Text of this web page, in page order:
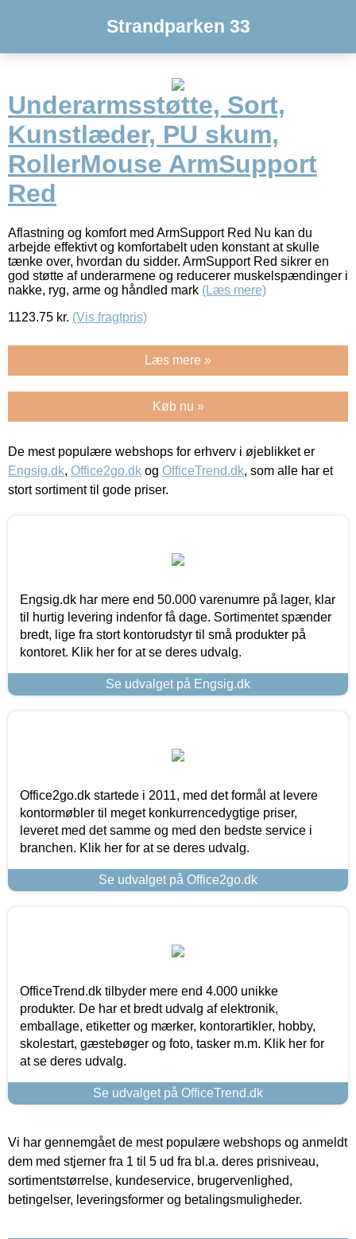
Strandparken 33
Underarmsstøtte, Sort,
Kunstlæder, PU skum,
RollerMouse ArmSupport
Red
Aflastning og komfort med ArmSupport Red Nu kan du
arbejde effektivt og komfortabelt uden konstant at skulle
tænke over, hvordan du sidder. ArmSupport Red sikrer en
god støtte af underarmene og reducerer muskelspændinger i
nakke, ryg, arme og håndled mark (Læs mere)
1123.75 kr. (Vis fragtpris)
Læs mere »
Køb nu »
De mest populære webshops for erhverv i øjeblikket er
Engsig.dk, Office2go.dk og OfficeTrend.dk, som alle har et
stort sortiment til gode priser.
Engsig.dk har mere end 50.000 varenumre på lager, klar
til hurtig levering indenfor få dage. Sortimentet spænder
bredt, lige fra stort kontorudstyr til små produkter på
kontoret. Klik her for at se deres udvalg.
Se udvalget på Engsig.dk
Office2go.dk startede i 2011, med det formål at levere
kontormøbler til meget konkurrencedygtige priser,
leveret med det samme og med den bedste service i
branchen. Klik her for at se deres udvalg.
Se udvalget på Office2go.dk
OfficeTrend.dk tilbyder mere end 4.000 unikke
produkter. De har et bredt udvalg af elektronik,
emballage, etiketter og mærker, kontorartikler, hobby,
skolestart, gæstebøger og foto, tasker m.m. Klik her for
at se deres udvalg.
Se udvalget på OfficeTrend.dk
Vi har gennemgået de mest populære webshops og anmeldt
dem med stjerner fra 1 til 5 ud fra bl.a. deres prisniveau,
sortimentstørrelse, kundeservice, brugervenlighed,
betingelser, leveringsformer og betalingsmuligheder.